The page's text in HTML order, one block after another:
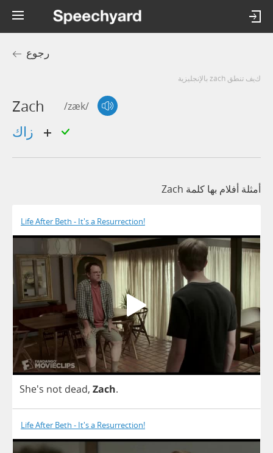
رجوع
كيف تنطق zach بالإنجليزية
Zach /zæk/
أمثلة أفلام بها كلمة Zach
Life After Beth - It's a Resurrection!
She's not dead, Zach.
Life After Beth - It's a Resurrection!